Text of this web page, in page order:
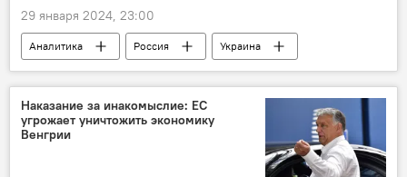
29 января 2024, 23:00
Аналитика Россия
Украина
Спецоперация
СВО
Вооружение
Артиллерия
Боеприпасы
Наказание за инакомыслие: ЕС
угрожает уничтожить экономику
Венгрии